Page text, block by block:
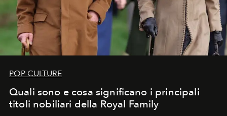
POP CULTURE
Quali sono e cosa significano i principali
titoli nobiliari della Royal Family